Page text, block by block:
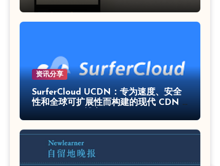
资讯分享
SurferCloud UCDN：专为速度、安全
性和全球可扩展性而构建的现代 CDN –